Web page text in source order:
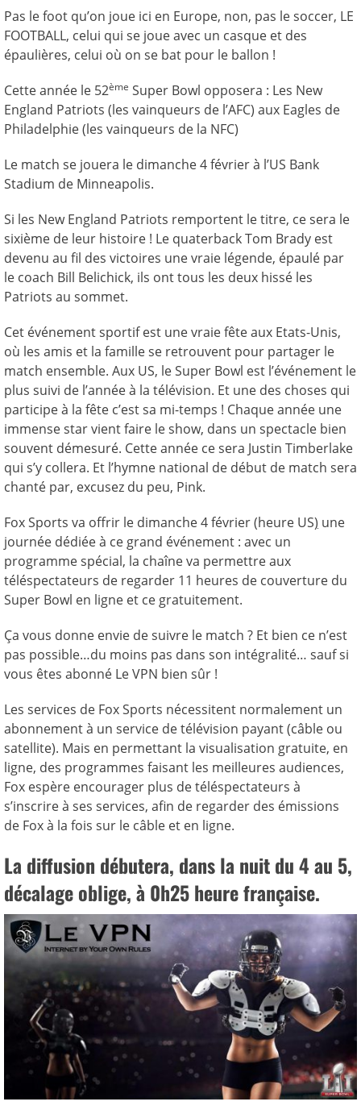
Pas le foot qu’on joue ici en Europe, non, pas le soccer, LE
FOOTBALL, celui qui se joue avec un casque et des
épaulières, celui où on se bat pour le ballon !
Cette année le 52ème Super Bowl opposera : Les New
England Patriots (les vainqueurs de l’AFC) aux Eagles de
Philadelphie (les vainqueurs de la NFC)
Le match se jouera le dimanche 4 février à l’US Bank
Stadium de Minneapolis.
Si les New England Patriots remportent le titre, ce sera le
sixième de leur histoire ! Le quaterback Tom Brady est
devenu au fil des victoires une vraie légende, épaulé par
le coach Bill Belichick, ils ont tous les deux hissé les
Patriots au sommet.
Cet événement sportif est une vraie fête aux Etats-Unis,
où les amis et la famille se retrouvent pour partager le
match ensemble. Aux US, le Super Bowl est l’événement le
plus suivi de l’année à la télévision. Et une des choses qui
participe à la fête c’est sa mi-temps ! Chaque année une
immense star vient faire le show, dans un spectacle bien
souvent démesuré. Cette année ce sera Justin Timberlake
qui s’y collera. Et l’hymne national de début de match sera
chanté par, excusez du peu, Pink.
Fox Sports va offrir le dimanche 4 février (heure US) une
journée dédiée à ce grand événement : avec un
programme spécial, la chaîne va permettre aux
téléspectateurs de regarder 11 heures de couverture du
Super Bowl en ligne et ce gratuitement.
Ça vous donne envie de suivre le match ? Et bien ce n’est
pas possible…du moins pas dans son intégralité… sauf si
vous êtes abonné Le VPN bien sûr !
Les services de Fox Sports nécessitent normalement un
abonnement à un service de télévision payant (câble ou
satellite). Mais en permettant la visualisation gratuite, en
ligne, des programmes faisant les meilleures audiences,
Fox espère encourager plus de téléspectateurs à
s’inscrire à ses services, afin de regarder des émissions
de Fox à la fois sur le câble et en ligne.
La diffusion débutera, dans la nuit du 4 au 5,
décalage oblige, à 0h25 heure française.